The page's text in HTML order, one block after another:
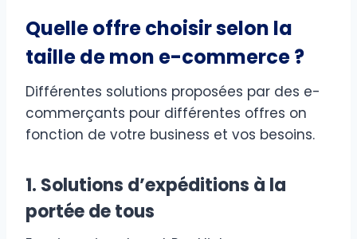
Quelle offre choisir selon la
taille de mon e-commerce ?
Différentes solutions proposées par des e-
commerçants pour différentes offres on
fonction de votre business et vos besoins.
1. Solutions d’expéditions à la
portée de tous